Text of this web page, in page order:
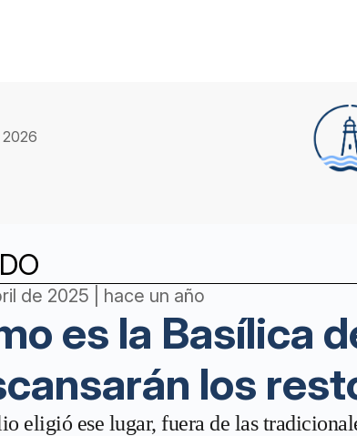
de 2025 | hace un año
es la Basílica
los
eligió ese lugar, fuera de las